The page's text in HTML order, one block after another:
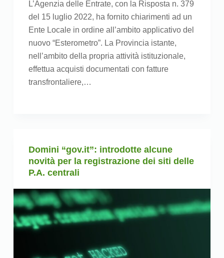
L’Agenzia delle Entrate, con la Risposta n. 379
del 15 luglio 2022, ha fornito chiarimenti ad un
Ente Locale in ordine all’ambito applicativo del
nuovo “Esterometro”. La Provincia istante,
nell’ambito della propria attività istituzionale,
effettua acquisti documentati con fatture
transfrontaliere,…
Domini “gov.it”: introdotte alcune
novità per la registrazione dei siti delle
P.A. centrali